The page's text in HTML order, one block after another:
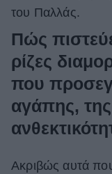
του Παλλάς.
Πώς
ρίζες
που
αγάπης, της
Ακριβώς αυτά